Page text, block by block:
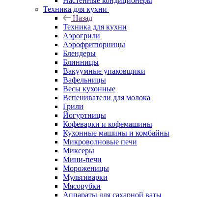
Техника для кухни
Назад
Техника для кухни
Аэрогрили
Аэрофритюрницы
Блендеры
Блинницы
Вакуумные упаковщики
Вафельницы
Весы кухонные
Вспениватели для молока
Грили
Йогуртницы
Кофеварки и кофемашины
Кухонные машины и комбайны
Микроволновые печи
Миксеры
Мини-печи
Мороженицы
Мультиварки
Мясорубки
Аппараты для сахарной ваты